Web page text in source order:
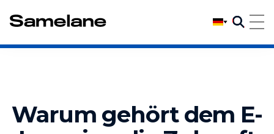
Warum gehört dem E-